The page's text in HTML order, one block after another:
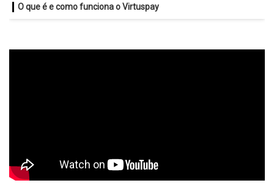
O que é e como funciona o Virtuspay